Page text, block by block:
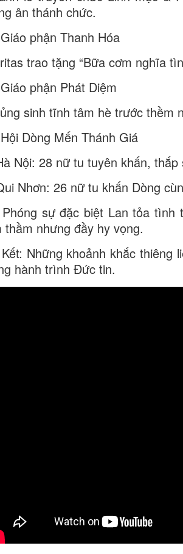
ân thánh chức.
phận Thanh Hóa
trao tặng “Bữa cơm nghĩa
phận Phát Diệm
sinh tĩnh tâm hè trước thềm
Dòng Mến Thánh Giá
Nội: 28 nữ tu tuyên khấn, thắp
Nhơn: 26 nữ tu khấn Dòng
sự đặc biệt Lan tỏa tình
thầm nhưng đầy hy vọng.
Những khoảnh khắc thiêng
hành trình Đức tin.